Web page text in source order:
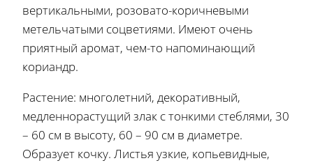
вертикальными, розовато-коричневыми
метельчатыми соцветиями. Имеют очень
приятный аромат, чем-то напоминающий
кориандр.
Растение: многолетний, декоративный,
медленнорастущий злак с тонкими стеблями, 30
– 60 см в высоту, 60 – 90 см в диаметре.
Образует кочку. Листья узкие, копьевидные,